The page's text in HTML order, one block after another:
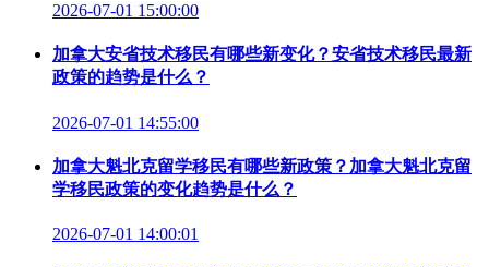
2026-07-01 15:00:00
加拿大安省技术移民有哪些新变化？安省技术移民最新
政策的趋势是什么？
2026-07-01 14:55:00
加拿大魁北克留学移民有哪些新政策？加拿大魁北克留
学移民政策的变化趋势是什么？
2026-07-01 14:00:01